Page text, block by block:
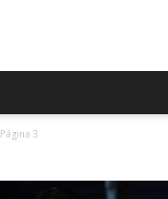
Página 3